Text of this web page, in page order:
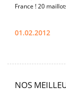
France ! 20
01.02.2012
NOS